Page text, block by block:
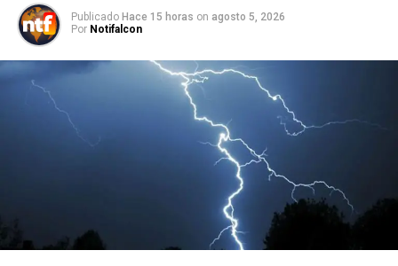
Publicado Hace 15 horas on agosto 5, 2026
Por Notifalcon